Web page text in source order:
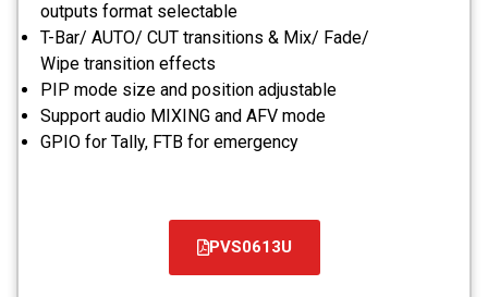
outputs format selectable
T-Bar/ AUTO/ CUT transitions & Mix/ Fade/
Wipe transition effects
PIP mode size and position adjustable
Support audio MIXING and AFV mode
GPIO for Tally, FTB for emergency
PVS0613U
קובץ